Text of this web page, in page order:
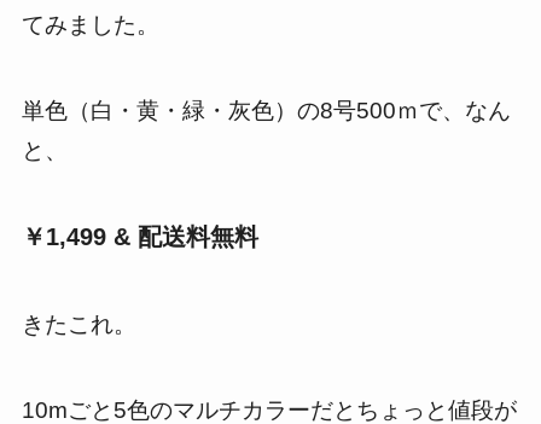
てみました。
単色（白・黄・緑・灰色）の8号500ｍで、なん
と、
￥1,499 & 配送料無料
きたこれ。
10mごと5色のマルチカラーだとちょっと値段が